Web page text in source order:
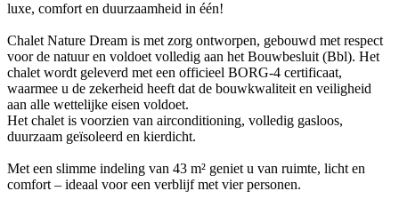
luxe, comfort en duurzaamheid in één!
Chalet Nature Dream is met zorg ontworpen, gebouwd met respect
voor de natuur en voldoet volledig aan het Bouwbesluit (Bbl). Het
chalet wordt geleverd met een officieel BORG-4 certificaat,
waarmee u de zekerheid heeft dat de bouwkwaliteit en veiligheid
aan alle wettelijke eisen voldoet.
Het chalet is voorzien van airconditioning, volledig gasloos,
duurzaam geïsoleerd en kierdicht.
Met een slimme indeling van 43 m² geniet u van ruimte, licht en
comfort – ideaal voor een verblijf met vier personen.